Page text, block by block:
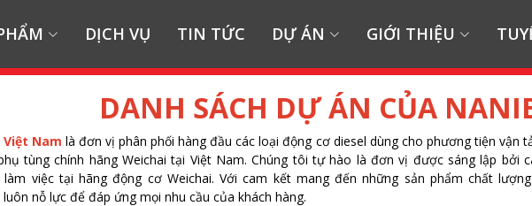
DỊCH VỤ TIN TỨC DỰ ÁN GIỚI THIỆU
DANH SÁCH DỰ ÁN CỦA
Việt Namlà đơn vị phân phối hàng đầu các loại động cơ diesel dùng cho phương tiện vận
tùng chính hãng Weichai tại Việt Nam. Chúng tôi tự hào là đơn vị được sáng lập bởi
làm việc tại hãng động cơ Weichai. Với cam kết mang đến những sản phẩm chất
luôn nỗ lực để đáp ứng mọi nhu cầu của khách hàng.